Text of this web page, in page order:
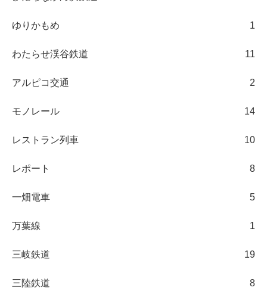
ゆりかもめ 1
わたらせ渓谷鉄道 11
アルピコ交通 2
モノレール 14
レストラン列車 10
レポート 8
一畑電車 5
万葉線 1
三岐鉄道 19
三陸鉄道 8